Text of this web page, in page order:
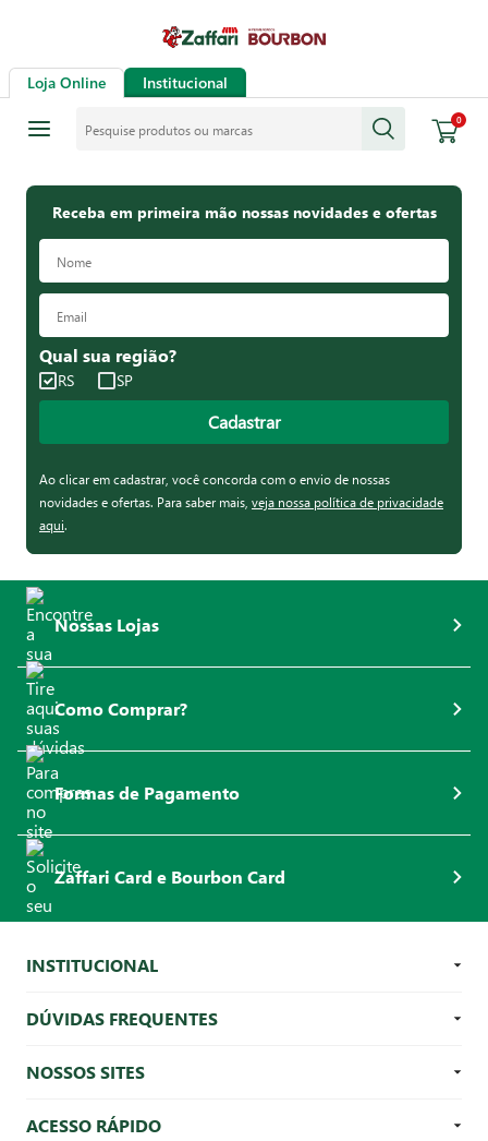
Loja Online Institucional
0
Receba em primeira mão nossas novidades e ofertas
Qual sua região?
RS SP
Cadastrar
Ao clicar em cadastrar, você concorda com o envio de nossas
novidades e ofertas. Para saber mais, veja nossa política de privacidade
aqui.
Nossas Lojas
Como Comprar?
Formas de Pagamento
Zaffari Card e Bourbon Card
INSTITUCIONAL
DÚVIDAS FREQUENTES
NOSSOS SITES
ACESSO RÁPIDO